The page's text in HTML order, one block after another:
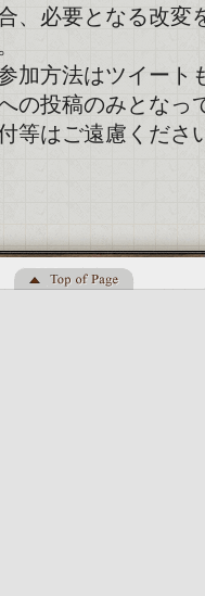
、必要となる改変
加方法はツイート
の投稿のみとなっ
等はご遠慮くださ